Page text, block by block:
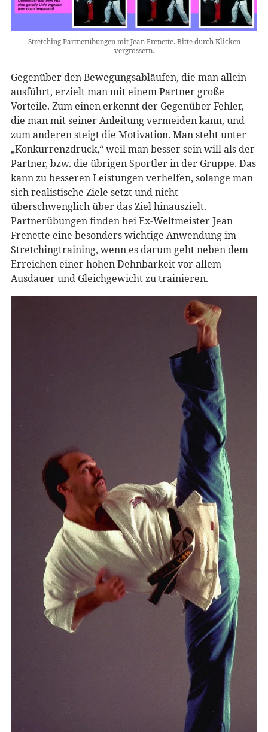
Stretching Partnerübungen mit Jean Frenette. Bitte durch Klicken
vergrössern.
Gegenüber den Bewegungsabläufen, die man allein
ausführt, erzielt man mit einem Partner große
Vorteile. Zum einen erkennt der Gegenüber Fehler,
die man mit seiner Anleitung vermeiden kann, und
zum anderen steigt die Motivation. Man steht unter
„Konkurrenzdruck,“ weil man besser sein will als der
Partner, bzw. die übrigen Sportler in der Gruppe. Das
kann zu besseren Leistungen verhelfen, solange man
sich realistische Ziele setzt und nicht
überschwenglich über das Ziel hinauszielt.
Partnerübungen finden bei Ex-Weltmeister Jean
Frenette eine besonders wichtige Anwendung im
Stretchingtraining, wenn es darum geht neben dem
Erreichen einer hohen Dehnbarkeit vor allem
Ausdauer und Gleichgewicht zu trainieren.